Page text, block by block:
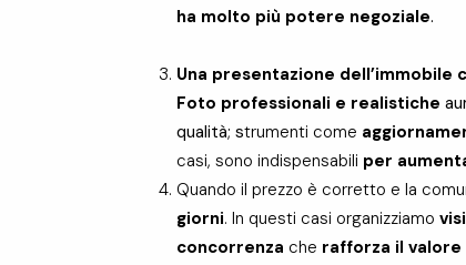
ha molto più potere negoziale.
Una presentazione dell’immobile
Foto professionali e realistiche
qualità; strumenti come
casi, sono indispensabili per
Quando il prezzo è corretto e la
giorni. In questi casi organizziamo
concorrenza che rafforza il